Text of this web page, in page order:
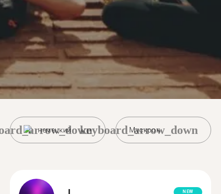
немецкий Мускрон
keyboard_arrow_down
NEW